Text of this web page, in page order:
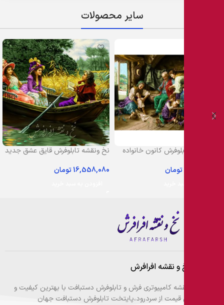
سایر محصولات
نخ و نقشه تابلوفرش کانون خانواده
تومان
نخ ونقشه تابلوفرش قایق عشق جدید
16,558,080تومان
فروشگاه نخ و نقشه افرافرش
عرضه نخ ونقشه کامپیوتری فرش و تابلوفرش دستبافت با بهترین کیفیت و
مناسب ترین قیمت از سردرود،پایتخت تابلوفرش دستبافت جهان